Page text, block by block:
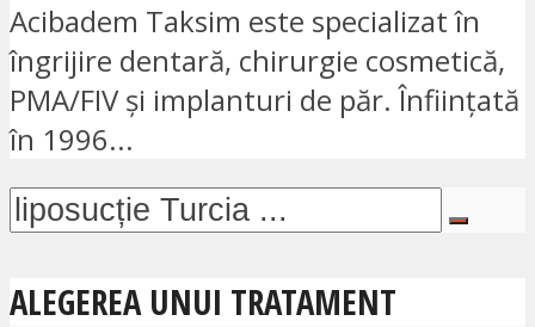
Acibadem Taksim este specializat în
îngrijire dentară, chirurgie cosmetică,
PMA/FIV și implanturi de păr. Înființată
în 1996...
ALEGEREA UNUI TRATAMENT